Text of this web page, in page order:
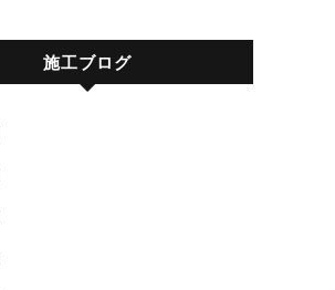
施工ブログ